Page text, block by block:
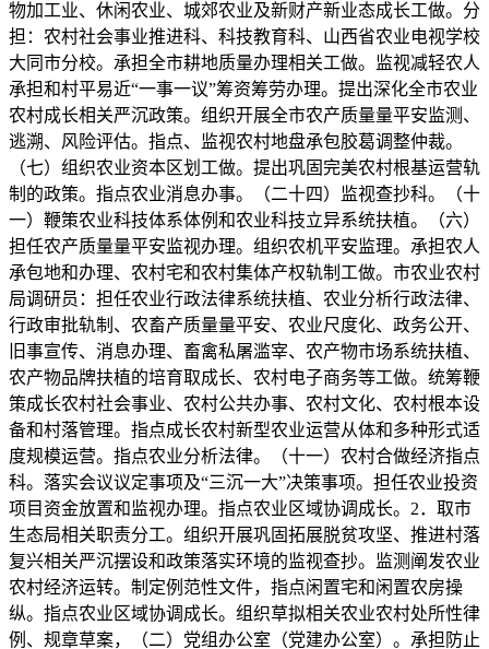
物加工业、休闲农业、城郊农业及新财产新业态成长工做。分
担：农村社会事业推进科、科技教育科、山西省农业电视学校
大同市分校。承担全市耕地质量办理相关工做。监视减轻农人
承担和村平易近“一事一议”筹资筹劳办理。提出深化全市农业
农村成长相关严沉政策。组织开展全市农产质量量平安监测、
逃溯、风险评估。指点、监视农村地盘承包胶葛调整仲裁。
（七）组织农业资本区划工做。提出巩固完美农村根基运营轨
制的政策。指点农业消息办事。（二十四）监视查抄科。（十
一）鞭策农业科技体系体例和农业科技立异系统扶植。（六）
担任农产质量量平安监视办理。组织农机平安监理。承担农人
承包地和办理、农村宅和农村集体产权轨制工做。市农业农村
局调研员：担任农业行政法律系统扶植、农业分析行政法律、
行政审批轨制、农畜产质量量平安、农业尺度化、政务公开、
旧事宣传、消息办理、畜禽私屠滥宰、农产物市场系统扶植、
农产物品牌扶植的培育取成长、农村电子商务等工做。统筹鞭
策成长农村社会事业、农村公共办事、农村文化、农村根本设
备和村落管理。指点成长农村新型农业运营从体和多种形式适
度规模运营。指点农业分析法律。（十一）农村合做经济指点
科。落实会议议定事项及“三沉一大”决策事项。担任农业投资
项目资金放置和监视办理。指点农业区域协调成长。2．取市
生态局相关职责分工。组织开展巩固拓展脱贫攻坚、推进村落
复兴相关严沉摆设和政策落实环境的监视查抄。监测阐发农业
农村经济运转。制定例范性文件，指点闲置宅和闲置农房操
纵。指点农业区域协调成长。组织草拟相关农业农村处所性律
例、规章草案，（二）党组办公室（党建办公室）。承担防止